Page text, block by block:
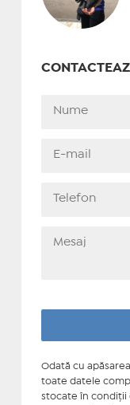
Odată cu
toate datele
stocate în condiţii